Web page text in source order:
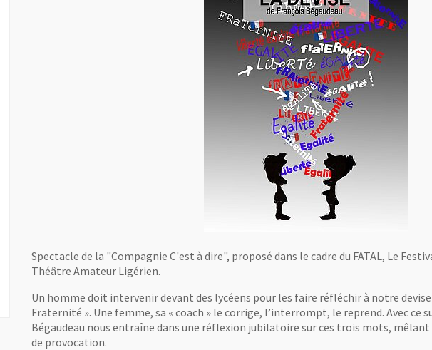
Spectacle de la "Compagnie C'est à dire", proposé dans le cadre du FATAL, Le
Théâtre Amateur Ligérien.
Un homme doit intervenir devant des lycéens pour les faire réfléchir à notre
Fraternité ». Une femme, sa « coach » le corrige, l’interrompt, le reprend. Avec ce
Bégaudeau nous entraîne dans une réflexion jubilatoire sur ces trois mots,
de provocation.